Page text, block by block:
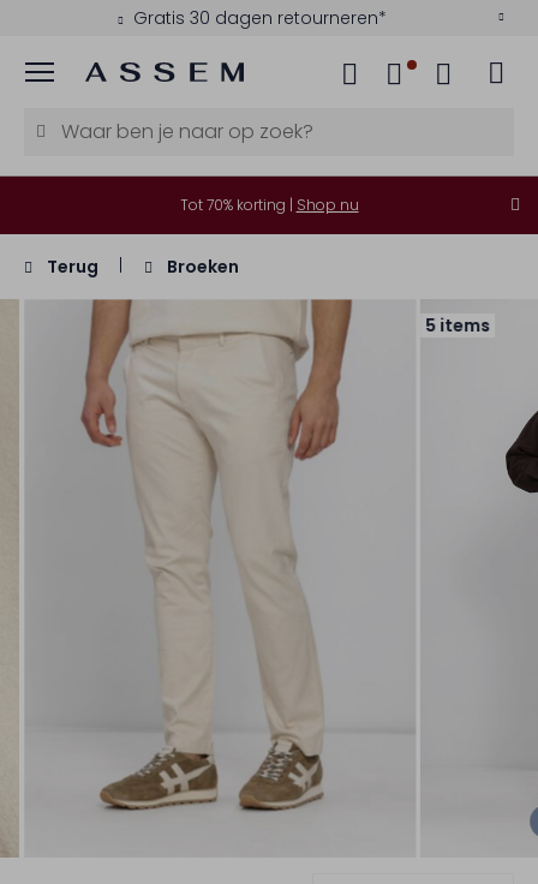
Gratis 30 dagen retourneren*
Menu
Tot 70% korting | Shop nu
Terug Broeken
5 items